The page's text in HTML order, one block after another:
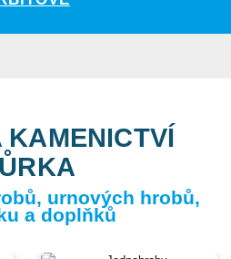
KAMENICTVÍ
urnových hrobů,
a doplňků